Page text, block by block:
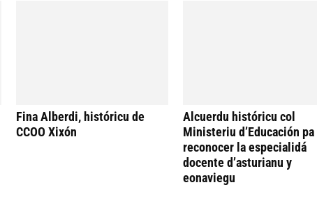
Fina Alberdi, históricu de
CCOO Xixón
Alcuerdu históricu col
Ministeriu d’Educación pa
reconocer la especialidá
docente d’asturianu y
eonaviegu